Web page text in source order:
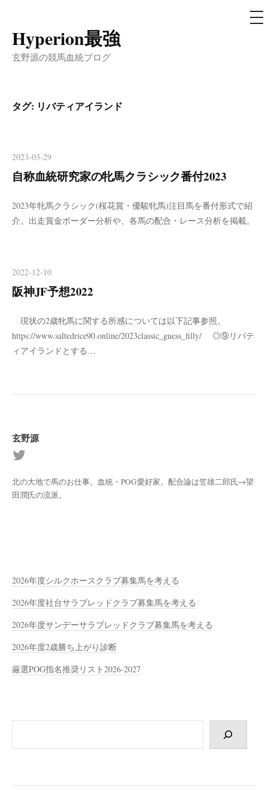
コ
ン
ツ
へ
ッ
プ
Hyperion最強
玄野源の競馬血統ブログ
メ
ニ
タグ: リバティアイランド
2023-03-29
自称血統研究家の牝馬クラシック番付2023
2023年牝馬クラシック(桜花賞・優駿牝馬)注目馬を番付形式で紹
介。出走賞金ボーダー分析や、各馬の配合・レース分析を掲載。
2022-12-10
阪神JF予想2022
現状の2歳牝馬に関する所感については以下記事参照。
https://www.saltedrice90.online/2023classic_guess_filly/ ◎⑨リバテ
ィアイランドとする…
玄野源
北の大地で馬のお仕事。血統・POG愛好家。配合論は笠雄二郎氏→望
田潤氏の流派。
2026年度シルクホースクラブ募集馬を考える
2026年度社台サラブレッドクラブ募集馬を考える
2026年度サンデーサラブレッドクラブ募集馬を考える
2026年度2歳勝ち上がり診断
厳選POG指名推奨リスト2026-2027